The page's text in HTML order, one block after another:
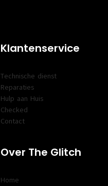
Klantenservice
Technische dienst
Reparaties
Hulp aan Huis
Checked
Contact
Over The Glitch
Home